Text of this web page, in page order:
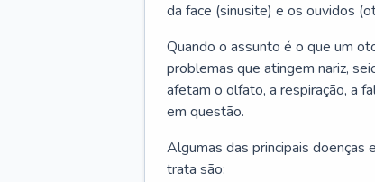
da face (sinusite) e os ouvidos
Quando o assunto é o que um
problemas que atingem nariz,
afetam o olfato, a respiração, a
em questão.
Algumas das principais doenças
trata são: